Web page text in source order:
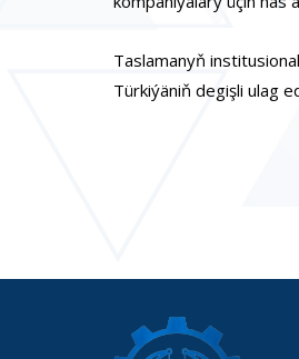
Taslamanyň
Türkiýäniň degişli ulag